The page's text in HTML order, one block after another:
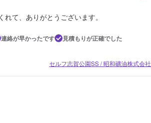
て、ありがとうございます。
連絡が早かったです 見積もりが正確でした
セルフ志賀公園SS / 昭和礦油株式会社